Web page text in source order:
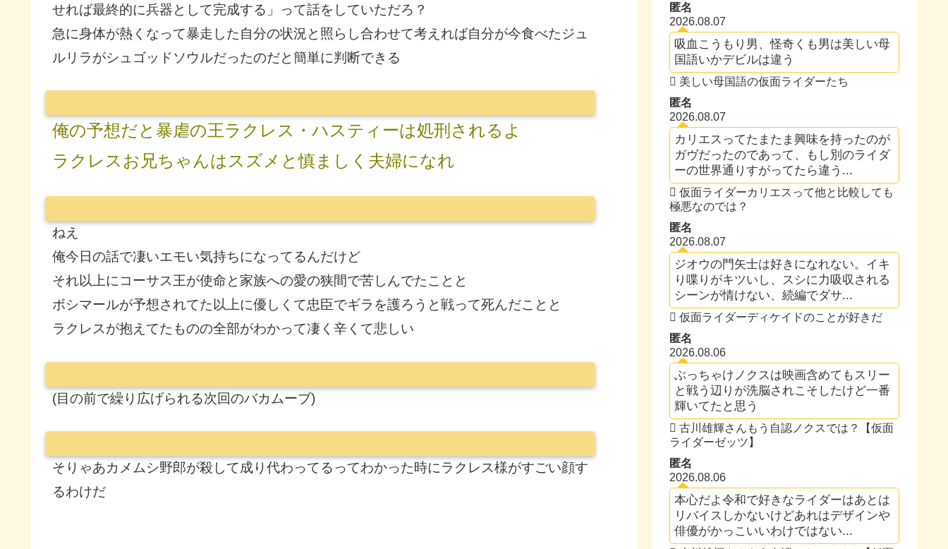
せれば最終的に兵器として完成する」って話をしていただろ？
急に身体が熱くなって暴走した自分の状況と照らし合わせて考えれば自分が今食べたジュ
ルリラがシュゴッドソウルだったのだと簡単に判断できる
俺の予想だと暴虐の王ラクレス・ハスティーは処刑されるよ
ラクレスお兄ちゃんはスズメと慎ましく夫婦になれ
ねえ
俺今日の話で凄いエモい気持ちになってるんだけど
それ以上にコーサス王が使命と家族への愛の狭間で苦しんでたことと
ボシマールが予想されてた以上に優しくて忠臣でギラを護ろうと戦って死んだことと
ラクレスが抱えてたものの全部がわかって凄く辛くて悲しい
(目の前で繰り広げられる次回のバカムーブ)
そりゃあカメムシ野郎が殺して成り代わってるってわかった時にラクレス様がすごい顔す
るわけだ
匿名
2026.08.07
吸血こうもり男、怪奇くも男は美しい母
国語いかデビルは違う
美しい母国語の仮面ライダーたち
匿名
2026.08.07
カリエスってたまたま興味を持ったのが
ガヴだったのであって、もし別のライダ
ーの世界通りすがってたら違う...
仮面ライダーカリエスって他と比較しても
極悪なのでは？
匿名
2026.08.07
ジオウの門矢士は好きになれない。イキ
り喋りがキツいし、スシに力吸収される
シーンが情けない、続編でダサ...
仮面ライダーディケイドのことが好きだ
匿名
2026.08.06
ぶっちゃけノクスは映画含めてもスリー
と戦う辺りが洗脳されこそしたけど一番
輝いてたと思う
古川雄輝さんもう自認ノクスでは？【仮面
ライダーゼッツ】
匿名
2026.08.06
本心だよ令和で好きなライダーはあとは
リバイスしかないけどあれはデザインや
俳優がかっこいいわけではない...